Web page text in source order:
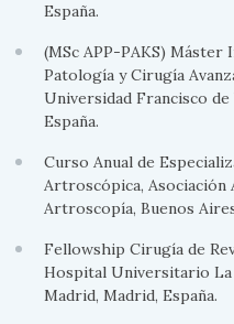
España.
(MSc APP-PAKS) Máster
Patología y Cirugía
Universidad Francisco
España.
Curso Anual de
Artroscópica, Asociación
Artroscopía, Buenos
Fellowship Cirugía de
Hospital Universitario La
Madrid, Madrid, España.